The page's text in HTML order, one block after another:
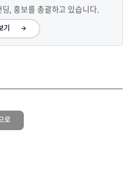
, 홍보를 총괄하고 있습니다.
기
로